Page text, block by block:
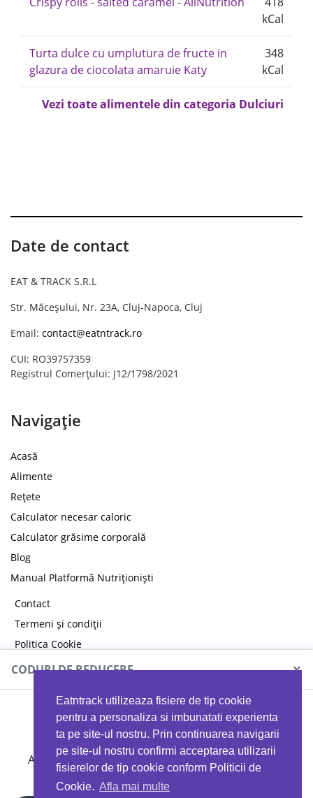
Eatntrack utilizeaza fisiere de tip cookie
pentru a personaliza si imbunatati experienta
ta pe site-ul nostru. Prin continuarea navigarii
pe site-ul nostru confirmi acceptarea utilizarii
fisierelor de tip cookie conform Politicii de
Cookie. Afla mai multe
kCal
Turta dulce cu umplutura de fructe in
glazura de ciocolata amaruie Katy
348
kCal
Vezi toate alimentele din categoria Dulciuri
Date de contact
EAT & TRACK S.R.L
Str. Măceșului, Nr. 23A, Cluj-Napoca, Cluj
Email: contact@eatntrack.ro
CUI: RO39757359
Registrul Comerțului: J12/1798/2021
Navigație
Acasă
Alimente
Rețete
Calculator necesar caloric
Calculator grăsime corporală
Blog
Manual Platformă Nutriționiști
Contact
Termeni și condiții
Politica Cookie
Politica de confidențialitate
CODURI DE REDUCERE ×
MYPROTEIN
Ai 40%reducere la orice comandă folosind codul
EATTRACK